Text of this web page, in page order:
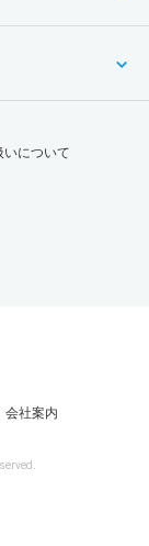
いについて
会社案内